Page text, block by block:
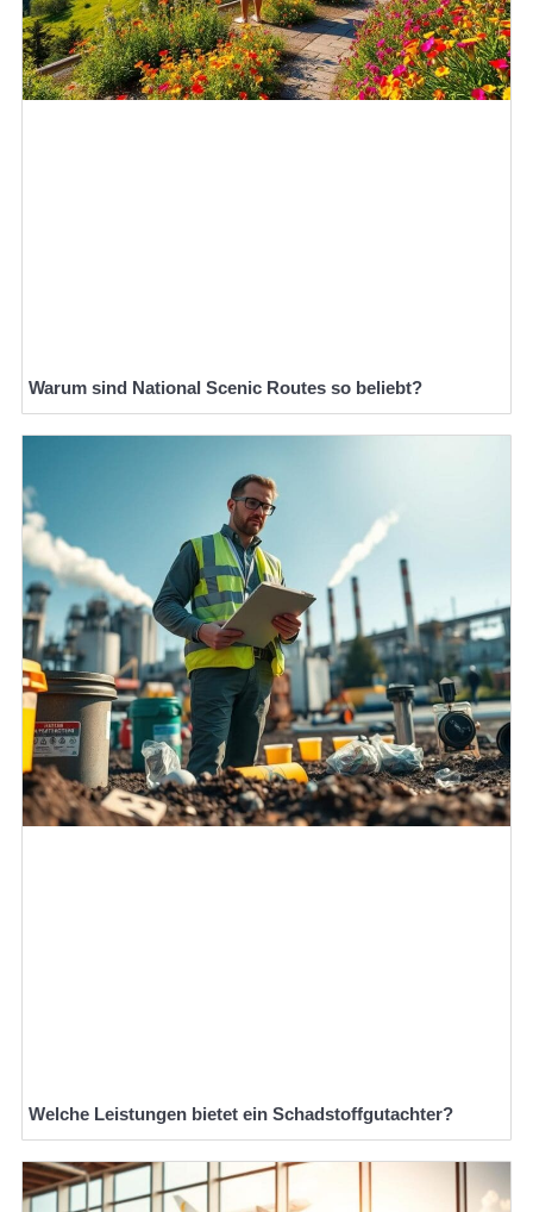
Warum sind National Scenic Routes so beliebt?
Welche Leistungen bietet ein Schadstoffgutachter?